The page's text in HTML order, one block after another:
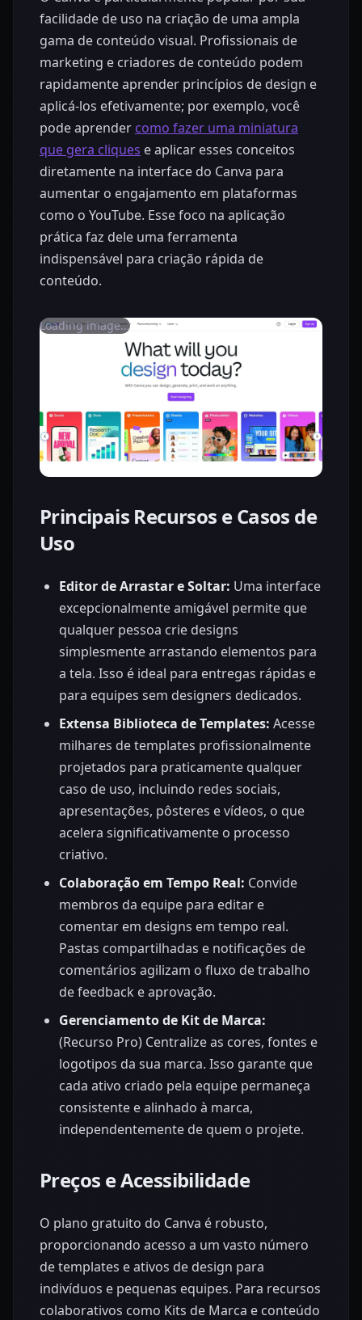
facilidade de uso na criação de uma ampla
gama de conteúdo visual. Profissionais de
marketing e criadores de conteúdo podem
rapidamente aprender princípios de design e
aplicá-los efetivamente; por exemplo, você
pode aprender como fazer uma miniatura
que gera cliques e aplicar esses conceitos
diretamente na interface do Canva para
aumentar o engajamento em plataformas
como o YouTube. Esse foco na aplicação
prática faz dele uma ferramenta
indispensável para criação rápida de
conteúdo.
Loading image...
Principais Recursos e Casos de
Uso
Editor de Arrastar e Soltar: Uma interface
excepcionalmente amigável permite que
qualquer pessoa crie designs
simplesmente arrastando elementos para
a tela. Isso é ideal para entregas rápidas e
para equipes sem designers dedicados.
Extensa Biblioteca de Templates: Acesse
milhares de templates profissionalmente
projetados para praticamente qualquer
caso de uso, incluindo redes sociais,
apresentações, pôsteres e vídeos, o que
acelera significativamente o processo
criativo.
Colaboração em Tempo Real: Convide
membros da equipe para editar e
comentar em designs em tempo real.
Pastas compartilhadas e notificações de
comentários agilizam o fluxo de trabalho
de feedback e aprovação.
Gerenciamento de Kit de Marca:
(Recurso Pro) Centralize as cores, fontes e
logotipos da sua marca. Isso garante que
cada ativo criado pela equipe permaneça
consistente e alinhado à marca,
independentemente de quem o projete.
Preços e Acessibilidade
O plano gratuito do Canva é robusto,
proporcionando acesso a um vasto número
de templates e ativos de design para
indivíduos e pequenas equipes. Para recursos
colaborativos como Kits de Marca e conteúdo